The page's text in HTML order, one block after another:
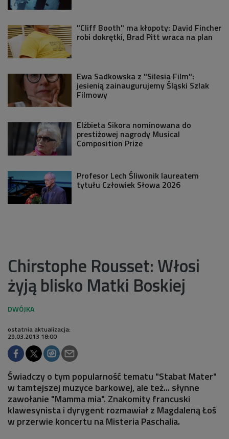
"Cliff Booth" ma kłopoty: David Fincher
robi dokrętki, Brad Pitt wraca na plan
Ewa Sadkowska z "Silesia Film":
jesienią zainaugurujemy Śląski Szlak
Filmowy
Elżbieta Sikora nominowana do
prestiżowej nagrody Musical
Composition Prize
Profesor Lech Śliwonik laureatem
tytułu Człowiek Słowa 2026
Chirstophe Rousset: Włosi
żyją blisko Matki Boskiej
ostatnia aktualizacja:
29.03.2013 18:00
Świadczy o tym popularność tematu "Stabat Mater"
w tamtejszej muzyce barkowej, ale też... słynne
zawołanie "Mamma mia". Znakomity francuski
klawesynista i dyrygent rozmawiał z Magdaleną Łoś
w przerwie koncertu na Misteria Paschalia.